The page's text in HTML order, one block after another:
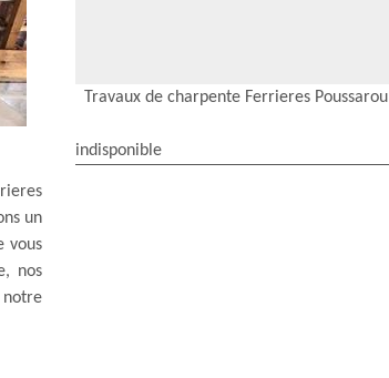
un
vous
nos
Travaux de charpente Ferrieres Poussarou
indisponible